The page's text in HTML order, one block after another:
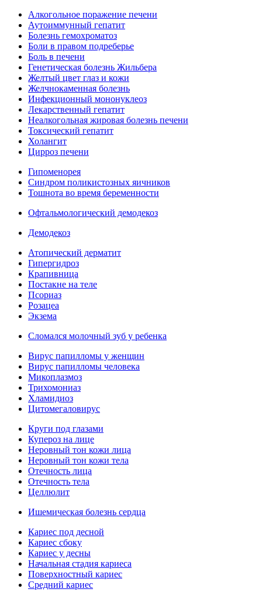
Алкогольное поражение печени
Аутоиммунный гепатит
Болезнь гемохроматоз
Боли в правом подреберье
Боль в печени
Генетическая болезнь Жильбера
Желтый цвет глаз и кожи
Желчнокаменная болезнь
Инфекционный мононуклеоз
Лекарственный гепатит
Неалкогольная жировая болезнь печени
Токсический гепатит
Холангит
Цирроз печени
Гипоменорея
Синдром поликистозных яичников
Тошнота во время беременности
Офтальмологический демодекоз
Демодекоз
Атопический дерматит
Гипергидроз
Крапивница
Постакне на теле
Псориаз
Розацеа
Экзема
Сломался молочный зуб у ребенка
Вирус папилломы у женщин
Вирус папилломы человека
Микоплазмоз
Трихомониаз
Хламидиоз
Цитомегаловирус
Круги под глазами
Купероз на лице
Неровный тон кожи лица
Неровный тон кожи тела
Отечность лица
Отечность тела
Целлюлит
Ишемическая болезнь сердца
Кариес под десной
Кариес сбоку
Кариес у десны
Начальная стадия кариеса
Поверхностный кариес
Средний кариес